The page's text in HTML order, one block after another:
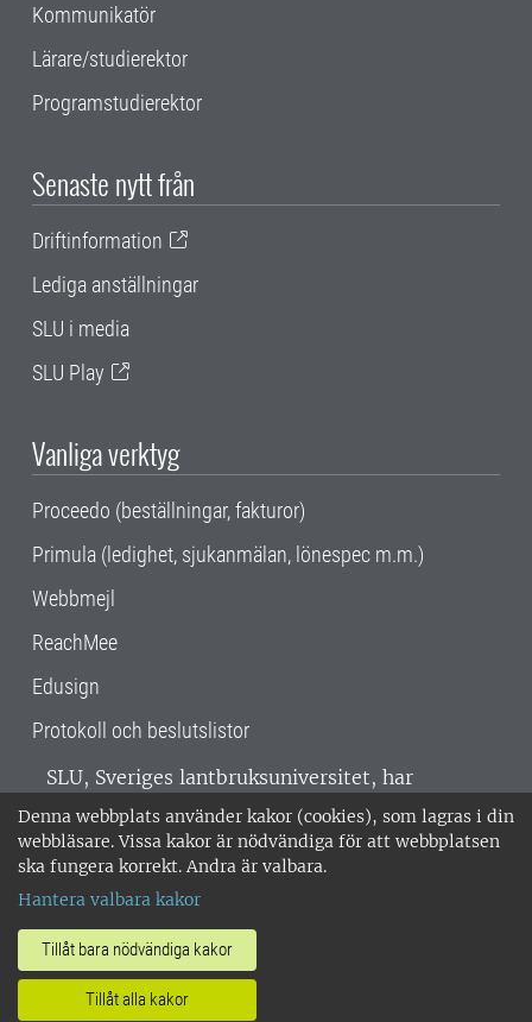
Denna webbplats använder kakor (cookies), som lagras i din
webbläsare. Vissa kakor är nödvändiga för att webbplatsen
ska fungera korrekt. Andra är valbara.
Hantera valbara kakor
Tillåt bara nödvändiga kakor
Tillåt alla kakor
Kommunikatör
Lärare/studierektor
Programstudierektor
Senaste nytt från
Driftinformation
Lediga anställningar
SLU i media
SLU Play
Vanliga verktyg
Proceedo (beställningar, fakturor)
Primula (ledighet, sjukanmälan, lönespec m.m.)
Webbmejl
ReachMee
Edusign
Protokoll och beslutslistor
SLU, Sveriges lantbruksuniversitet, har
verksamhet över hela Sverige. Huvudorter är
Alnarp, Uppsala och Umeå.SLU är
miljöcertifierat enligt ISO 14001. •
018-67 10 00 • Org nr: 202100-2817 •
Om SLU:s webbplatser
•Hantera kakor•Behandling av
personuppgifter